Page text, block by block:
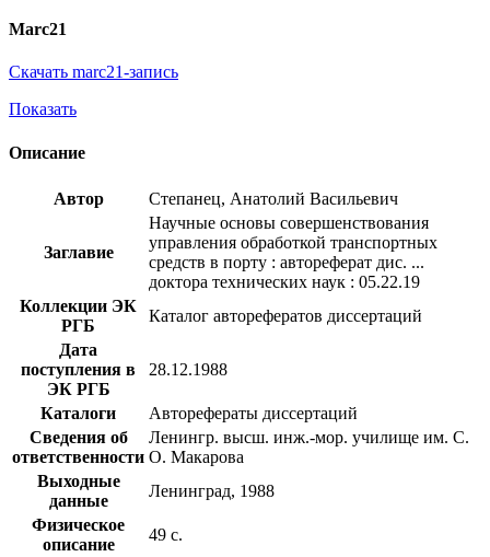
Marc21
Скачать marc21-запись
Показать
Описание
Автор Степанец, Анатолий Васильевич
Заглавие
Научные основы совершенствования
управления обработкой транспортных
средств в порту : автореферат дис. ...
доктора технических наук : 05.22.19
Коллекции ЭК
РГБ
Каталог авторефератов диссертаций
Дата
поступления в
ЭК РГБ
28.12.1988
Каталоги
Авторефераты диссертаций
Сведения об
ответственности
Ленингр. высш. инж.-мор. училище им. С.
О. Макарова
Выходные
данные
Ленинград, 1988
Физическое
описание
49 с.